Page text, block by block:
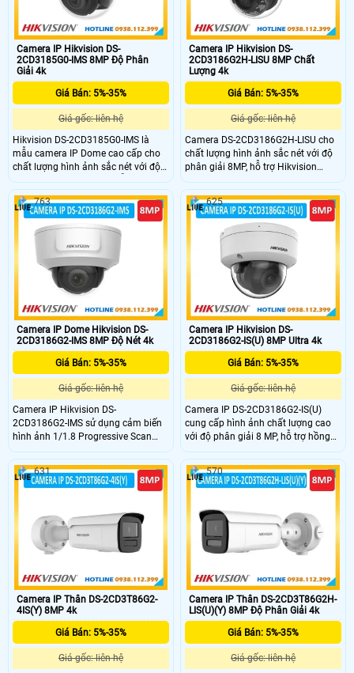
mọi điều kiện.
Camera IP Hikvision DS-
2CD3185G0-IMS 8MP Độ Phân
Giải 4k
Giá Bán: 5%-35%
Giá gốc: liên hệ
Hikvision DS-2CD3185G0-IMS là
mẫu camera IP Dome cao cấp cho
chất lượng hình ảnh sắc nét với độ
phân giải 8MP. Camera hỗ trợ xem
trực tiếp đầu ra HDMI, trang bị công
nghệ DarkFighter cùng hỗ trợ hồng
ngoại lên đến 40m giúp giám sát
ban đêm hiệu quả, với thiết kế vỏ
hợp kim nhôm và chống va đập
IK10 camera có thể hoạt động một
cách bền bỉ
Camera IP Hikvision DS-
2CD3186G2H-LISU 8MP Chất
Lượng 4k
Giá Bán: 5%-35%
Giá gốc: liên hệ
Camera DS-2CD3186G2H-LISU cho
chất lượng hình ảnh sắc nét với độ
phân giải 8MP, hỗ trợ Hikvision
Embedded Open Platform (HEOP),
giúp tích hợp các ứng dụng bên thứ
ba. Được trang bị tính năng Smart
Hybrid Light, công nghệ WDR 130dB
cho phép camera ghi hình rõ ràng
độ sáng hài hòa cả ngày lẫn đêm,
hỗ trợ chức năng phát hiện con
người và phương tiện bảo vệ an
ninh hiệu quả
Camera IP Dome Hikvision DS-
2CD3186G2-IMS 8MP Độ Nét 4k
Giá Bán: 5%-35%
Giá gốc: liên hệ
Camera IP Hikvision DS-
2CD3186G2-IMS sử dụng cảm biến
hình ảnh 1/1.8 Progressive Scan
CMOS độ phân giải 8MP cho chất
lượng hình ảnh siêu nét, chi tiết.
Ngoài ra, camera còn trang bị nhiều
năng như chống ngược sáng WDR
30m, hỗ trợ giám sát trực tiếp với
đầu ra HDMI
763
Camera IP Hikvision DS-
2CD3186G2-IS(U) 8MP Ultra 4k
Giá Bán: 5%-35%
Giá gốc: liên hệ
Camera IP DS-2CD3186G2-IS(U)
cung cấp hình ảnh chất lượng cao
với độ phân giải 8 MP, hỗ trợ hồng
ngoại ban đêm 40m và DarkFighter
giúp giám sát rõ ràng hơn vào ban
đêm. Camera chuyên dùng dự án
Hỗ trợ Hikvision Embedded Open
của bên thứ ba, khả năng phát hiện
con người và phương tiện bảo vệ an
ninh hiệu quả
625
Camera IP Thân DS-2CD3T86G2-
4IS(Y) 8MP 4k
Giá Bán: 5%-35%
Giá gốc: liên hệ
631
Camera IP Thân DS-2CD3T86G2H-
LIS(U)(Y) 8MP Độ Phân Giải 4k
Giá Bán: 5%-35%
Giá gốc: liên hệ
570